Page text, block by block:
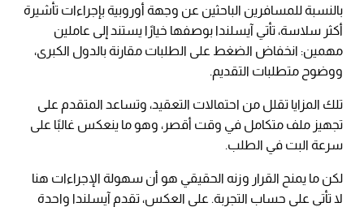
بالنسبة للمسافرين الباحثين عن وجهة أوروبية بإجراءات تأشيرة
أكثر سلاسة، تأتي آيسلندا بوصفها خيارًا يستند إلى عاملين
مهمين: انخفاض الضغط على الطلبات مقارنة بالدول الكبرى،
ووضوح متطلبات التقديم.
تلك المزايا تقلل من احتمالات التعقيد، وتساعد المتقدم على
تجهيز ملف متكامل في وقت أقصر، وهو ما ينعكس غالبًا على
سرعة البت في الطلب.
لكن ما يمنح القرار وزنه الحقيقي هو أن سهولة الإجراءات هنا
لا تأتي على حساب التجربة. على العكس، تقدم آيسلندا واحدة